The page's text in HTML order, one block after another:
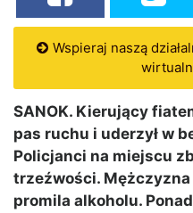
Wspieraj naszą
SANOK. Kierujący
pas ruchu i uderzył w
Policjanci na miejscu
trzeźwości. Mężczyzna
promila alkoholu.